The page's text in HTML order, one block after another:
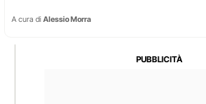
A cura di Alessio Morra